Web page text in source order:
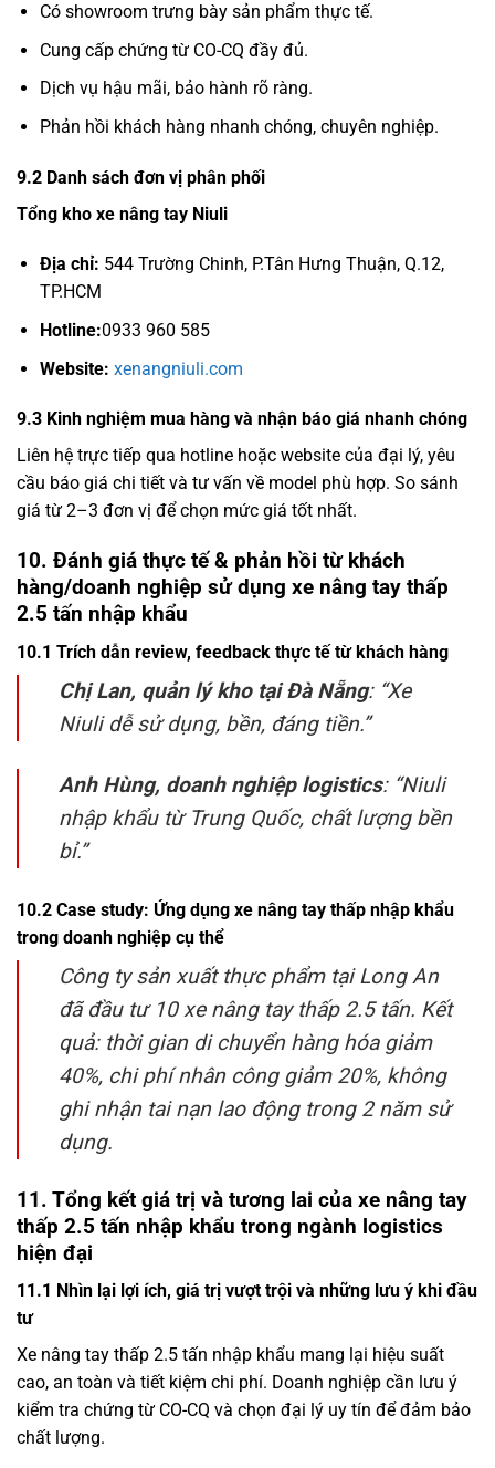
Có showroom trưng bày sản phẩm thực tế.
Cung cấp chứng từ CO-CQ đầy đủ.
Dịch vụ hậu mãi, bảo hành rõ ràng.
Phản hồi khách hàng nhanh chóng, chuyên nghiệp.
9.2 Danh sách đơn vị phân phối
Tổng kho xe nâng tay Niuli
Địa chỉ: 544 Trường Chinh, P.Tân Hưng Thuận, Q.12,
TP.HCM
Hotline:0933 960 585
Website: xenangniuli.com
9.3 Kinh nghiệm mua hàng và nhận báo giá nhanh chóng
Liên hệ trực tiếp qua hotline hoặc website của đại lý, yêu
cầu báo giá chi tiết và tư vấn về model phù hợp. So sánh
giá từ 2–3 đơn vị để chọn mức giá tốt nhất.
10. Đánh giá thực tế & phản hồi từ khách
hàng/doanh nghiệp sử dụng xe nâng tay thấp
2.5 tấn nhập khẩu
10.1 Trích dẫn review, feedback thực tế từ khách hàng
Chị Lan, quản lý kho tại Đà Nẵng: “Xe
Niuli dễ sử dụng, bền, đáng tiền.”
Anh Hùng, doanh nghiệp logistics: “Niuli
nhập khẩu từ Trung Quốc, chất lượng bền
bỉ.”
10.2 Case study: Ứng dụng xe nâng tay thấp nhập khẩu
trong doanh nghiệp cụ thể
Công ty sản xuất thực phẩm tại Long An
đã đầu tư 10 xe nâng tay thấp 2.5 tấn. Kết
quả: thời gian di chuyển hàng hóa giảm
40%, chi phí nhân công giảm 20%, không
ghi nhận tai nạn lao động trong 2 năm sử
dụng.
11. Tổng kết giá trị và tương lai của xe nâng tay
thấp 2.5 tấn nhập khẩu trong ngành logistics
hiện đại
11.1 Nhìn lại lợi ích, giá trị vượt trội và những lưu ý khi đầu
tư
Xe nâng tay thấp 2.5 tấn nhập khẩu mang lại hiệu suất
cao, an toàn và tiết kiệm chi phí. Doanh nghiệp cần lưu ý
kiểm tra chứng từ CO-CQ và chọn đại lý uy tín để đảm bảo
chất lượng.